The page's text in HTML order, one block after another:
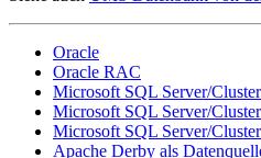
Oracle
Oracle RAC
Microsoft SQL Server/
Microsoft SQL Server/
Microsoft SQL Server/
Apache Derby als